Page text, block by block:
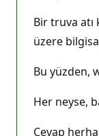
Bir truva atı
üzere
Bu yüzden,
Her neyse,
Cevap